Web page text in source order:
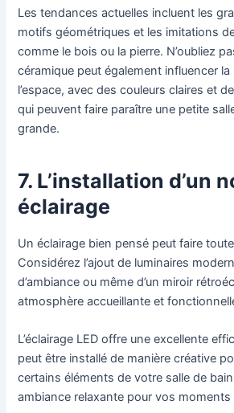
Les tendances actuelles incluent les
motifs géométriques et les imitations
comme le bois ou la pierre. N’oubliez
céramique peut également influencer
l’espace, avec des couleurs claires et
qui peuvent faire paraître une petite
grande.
7. L’installation d’un
éclairage
Un éclairage bien pensé peut faire
Considérez l’ajout de luminaires
d’ambiance ou même d’un miroir
atmosphère accueillante et
L’éclairage LED offre une excellente
peut être installé de manière créative
certains éléments de votre salle de
ambiance relaxante pour vos moments